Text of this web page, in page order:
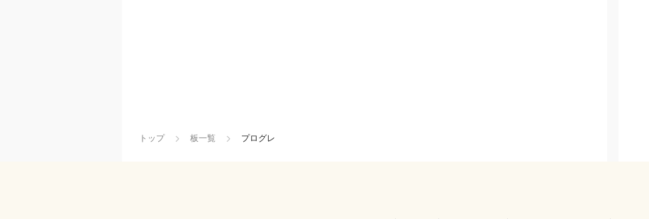
トップ 板一覧 プログレ